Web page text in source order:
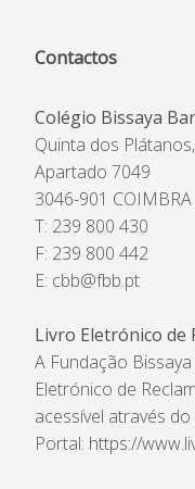
Contactos
Colégio Bissaya
Quinta dos
Apartado 7049
3046-901 COIMBRA
T: 239 800 430
F: 239 800 442
E: cbb@fbb.pt
Livro Eletrónico de
A Fundação
Eletrónico de
acessível através
Portal: https://